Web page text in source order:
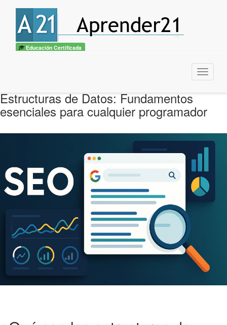
Educación Certificada
Menu
Estructuras de Datos: Fundamentos
esenciales para cualquier programador